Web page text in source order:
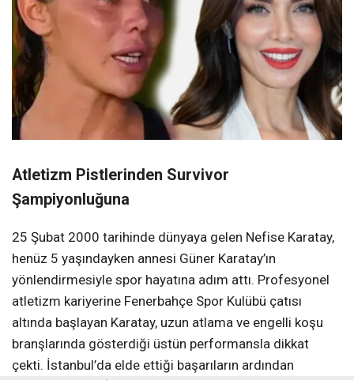
Atletizm Pistlerinden Survivor
Şampiyonluğuna
25 Şubat 2000 tarihinde dünyaya gelen Nefise Karatay,
henüz 5 yaşındayken annesi Güner Karatay’ın
yönlendirmesiyle spor hayatına adım attı. Profesyonel
atletizm kariyerine Fenerbahçe Spor Kulübü çatısı
altında başlayan Karatay, uzun atlama ve engelli koşu
branşlarında gösterdiği üstün performansla dikkat
çekti. İstanbul’da elde ettiği başarıların ardından